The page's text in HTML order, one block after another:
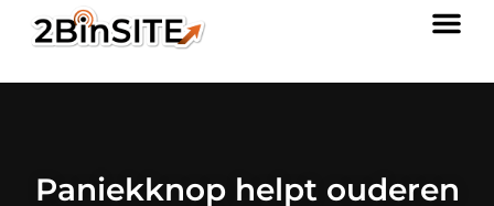
Paniekknop helpt ouderen